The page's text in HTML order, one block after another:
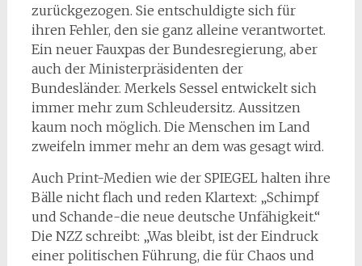
zurückgezogen. Sie entschuldigte sich für
ihren Fehler, den sie ganz alleine verantwortet.
Ein neuer Fauxpas der Bundesregierung, aber
auch der Ministerpräsidenten der
Bundesländer. Merkels Sessel entwickelt sich
immer mehr zum Schleudersitz. Aussitzen
kaum noch möglich. Die Menschen im Land
zweifeln immer mehr an dem was gesagt wird.
Auch Print-Medien wie der SPIEGEL halten ihre
Bälle nicht flach und reden Klartext: „Schimpf
und Schande-die neue deutsche Unfähigkeit.“
Die NZZ schreibt: „Was bleibt, ist der Eindruck
einer politischen Führung, die für Chaos und